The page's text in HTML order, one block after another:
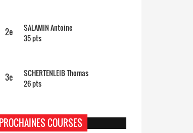
14/04 -Classement Route -
Semsales (TdC #2)
2e
SALAMIN Antoine
35 pts
3e
SCHERTENLEIB Thomas
26 pts
PROCHAINES COURSES